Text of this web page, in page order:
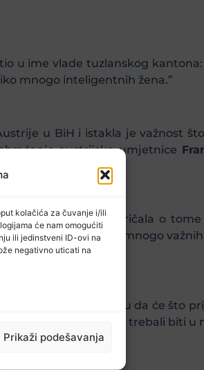
kolačića za čuvanje i/ili
će nam omogućiti
ili jedinstveni ID-ovi na
negativno uticati na
Prikaži podešavanja
u ime vlade tuzlanskog
mnogo inteligentnih žena.”
u BiH i istakla je važnost
austrijske umjetnice
između ostalog, pričala o
godine, radila je mnogo
izrazila je nadu da će što
astrologija, jer bi svi trebali biti u